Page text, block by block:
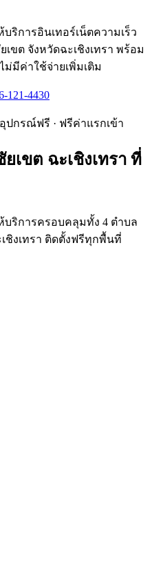
บริการอินเทอร์เน็ตความเร็ว
ขต จังหวัดฉะเชิงเทรา พร้อม
มีค่าใช้จ่ายเพิ่มเติม
121-4430
ปกรณ์ฟรี · ฟรีค่าแรกเข้า
เขต ฉะเชิงเทรา ที่
บริการครอบคลุมทั้ง 4 ตำบล
ชิงเทรา ติดตั้งฟรีทุกพื้นที่